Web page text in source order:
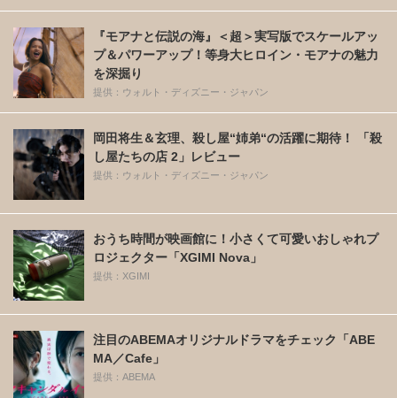
『モアナと伝説の海』＜超＞実写版でスケールアッ
プ＆パワーアップ！等身大ヒロイン・モアナの魅力
を深掘り
提供：ウォルト・ディズニー・ジャパン
岡田将生＆玄理、殺し屋“姉弟“の活躍に期待！ 「殺
し屋たちの店 2」レビュー
提供：ウォルト・ディズニー・ジャパン
おうち時間が映画館に！小さくて可愛いおしゃれプ
ロジェクター「XGIMI Nova」
提供：XGIMI
注目のABEMAオリジナルドラマをチェック「ABE
MA／Cafe」
提供：ABEMA